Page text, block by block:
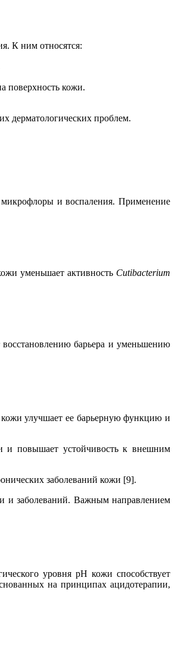
К ним относятся:
поверхность кожи.
дерматологических проблем.
микрофлоры и воспаления. Применение
уменьшает активность Cutibacterium
барьера и уменьшению
кожи улучшает ее барьерную функцию и
и повышает устойчивость к внешним
заболеваний кожи [9].
и заболеваний. Важным направлением
уровня pH кожи способствует
на принципах ацидотерапии,